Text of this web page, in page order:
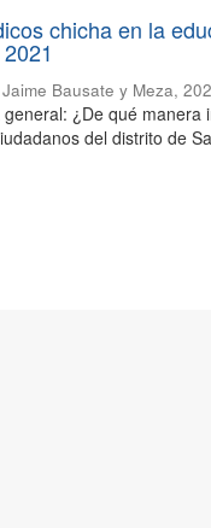
chicha en la
Bausate y Meza,
¿De qué manera
del distrito de